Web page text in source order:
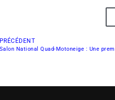
PRÉCÉDENT